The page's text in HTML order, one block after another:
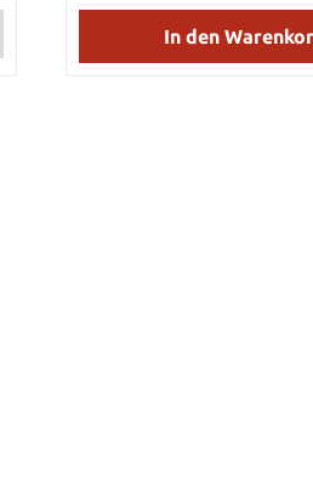
Klingenlänge (in): 4.64
238 Gesamtlänge (in): 9.37
Klingenmaterial: BöHLER
In den